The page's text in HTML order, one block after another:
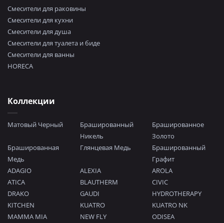
Смесители для раковины
Смесители для кухни
Смесители для душа
Смесители для туалета и биде
Смесители для ванны
HORECA
Коллекции
Матовый Черный
Брашированный
Никель
Брашированное
Золото
Брашированная
Медь
Глянцевая Медь
Брашированный
Графит
ADAGIO
ALEXIA
AROLA
ATICA
BLAUTHERM
CIVIC
DRAKO
GAUDI
HYDROTHERAPY
KITCHEN
KUATRO
KUATRO NK
MAMMA MIA
NEW FLY
ODISEA